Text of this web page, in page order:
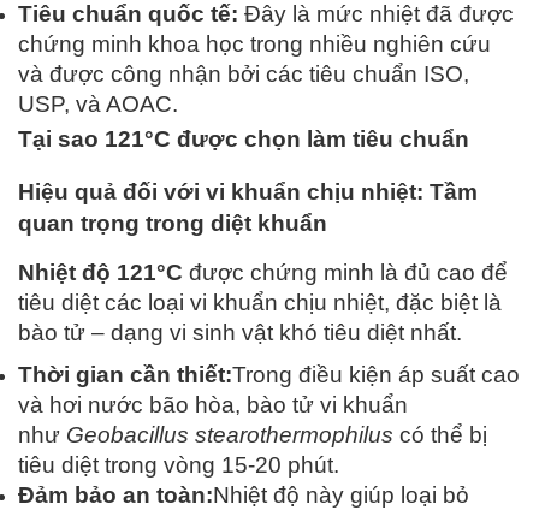
Tiêu chuẩn quốc tế: Đây là mức nhiệt đã được
chứng minh khoa học trong nhiều nghiên cứu
và được công nhận bởi các tiêu chuẩn ISO,
USP, và AOAC.
Tại sao 121°C được chọn làm tiêu chuẩn
Hiệu quả đối với vi khuẩn chịu nhiệt: Tầm
quan trọng trong diệt khuẩn
Nhiệt độ 121°C được chứng minh là đủ cao để
tiêu diệt các loại vi khuẩn chịu nhiệt, đặc biệt là
bào tử – dạng vi sinh vật khó tiêu diệt nhất.
Thời gian cần thiết:Trong điều kiện áp suất cao
và hơi nước bão hòa, bào tử vi khuẩn
như Geobacillus stearothermophilus có thể bị
tiêu diệt trong vòng 15-20 phút.
Đảm bảo an toàn:Nhiệt độ này giúp loại bỏ